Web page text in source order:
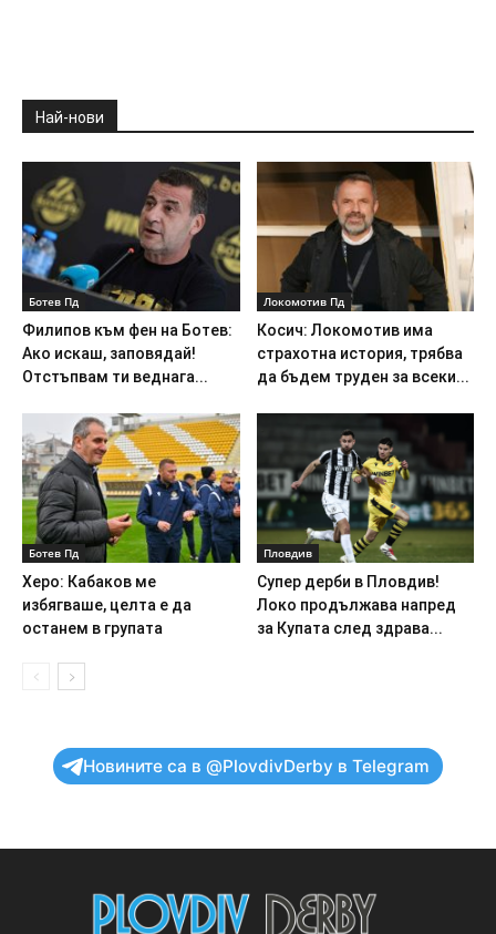
Най-нови
Ботев Пд
Филипов към фен на Ботев:
Ако искаш, заповядай!
Отстъпвам ти веднага...
Локомотив Пд
Косич: Локомотив има
страхотна история, трябва
да бъдем труден за всеки...
Ботев Пд
Херо: Кабаков ме
избягваше, целта е да
останем в групата
Пловдив
Супер дерби в Пловдив!
Локо продължава напред
за Купата след здрава...
Новините са в @PlovdivDerby в Telegram